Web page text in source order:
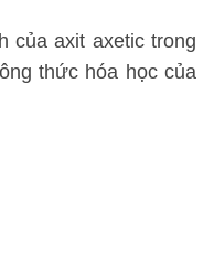
của axit axetic trong
thức hóa học của